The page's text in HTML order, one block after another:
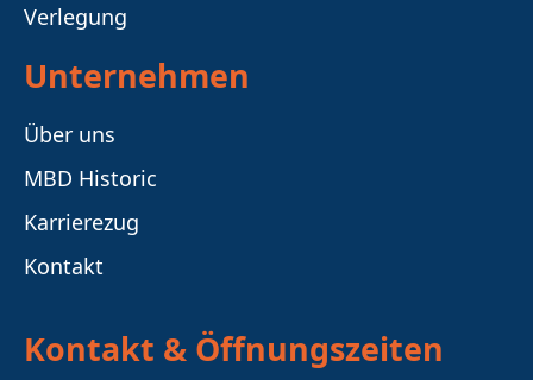
Verlegung
Unternehmen
Über uns
MBD Historic
Karrierezug
Kontakt
Kontakt & Öffnungszeiten